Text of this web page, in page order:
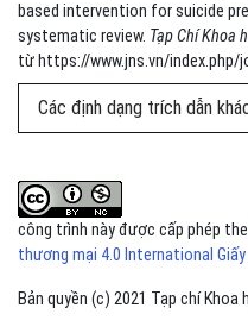
based intervention for suicide
systematic review. Tạp Chí Khoa
từ https://www.jns.vn/index.php/
Các định dạng trích dẫn
công trình này được cấp phép
thương mại 4.0 International Giấy
Bản quyền (c) 2021 Tạp chí